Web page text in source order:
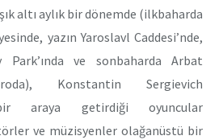
altı aylık bir dönemde (ilkbaharda
yazın Yaroslavl Caddesi’nde,
Park’ında ve sonbaharda Arbat
Konstantin Sergievich
bir araya getirdiği oyuncular
ve müzisyenler olağanüstü bir